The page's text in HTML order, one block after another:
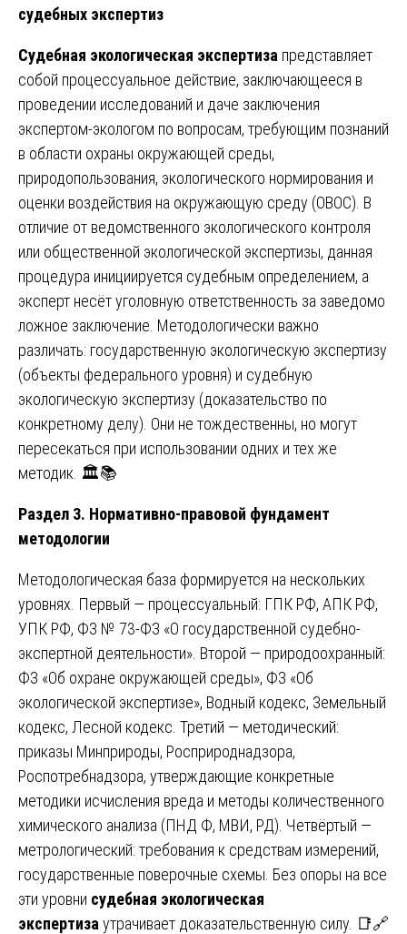
судебных экспертиз
Судебная экологическая экспертиза представляет
собой процессуальное действие, заключающееся в
проведении исследований и даче заключения
экспертом-экологом по вопросам, требующим познаний
в области охраны окружающей среды,
природопользования, экологического нормирования и
оценки воздействия на окружающую среду (ОВОС). В
отличие от ведомственного экологического контроля
или общественной экологической экспертизы, данная
процедура инициируется судебным определением, а
эксперт несёт уголовную ответственность за заведомо
ложное заключение. Методологически важно
различать: государственную экологическую экспертизу
(объекты федерального уровня) и судебную
экологическую экспертизу (доказательство по
конкретному делу). Они не тождественны, но могут
пересекаться при использовании одних и тех же
методик. 🏛️📚
Раздел 3. Нормативно-правовой фундамент
методологии
Методологическая база формируется на нескольких
уровнях. Первый — процессуальный: ГПК РФ, АПК РФ,
УПК РФ, ФЗ № 73-ФЗ «О государственной судебно-
экспертной деятельности». Второй — природоохранный:
ФЗ «Об охране окружающей среды», ФЗ «Об
экологической экспертизе», Водный кодекс, Земельный
кодекс, Лесной кодекс. Третий — методический:
приказы Минприроды, Росприроднадзора,
Роспотребнадзора, утверждающие конкретные
методики исчисления вреда и методы количественного
химического анализа (ПНД Ф, МВИ, РД). Четвёртый —
метрологический: требования к средствам измерений,
государственные поверочные схемы. Без опоры на все
эти уровни судебная экологическая
экспертиза утрачивает доказательственную силу. 📑🔗